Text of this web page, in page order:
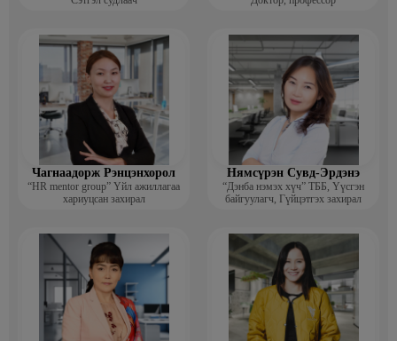
Чагнаадорж Рэнцэнхорол
“HR mentor group” Үйл ажиллагаа
хариуцсан захирал
Нямсүрэн Сувд-Эрдэнэ
“Дэнба нэмэх хүч” ТББ, Үүсгэн
байгуулагч, Гүйцэтгэх захирал